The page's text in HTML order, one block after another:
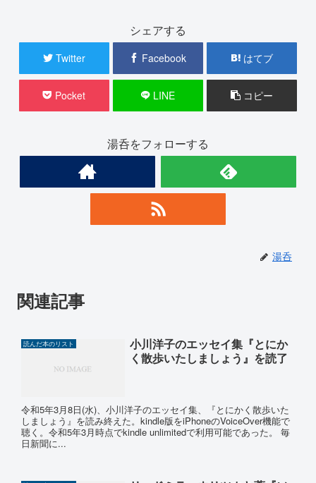
シェアする
Twitter Facebook はてブ
Pocket LINE コピー
湯呑をフォローする
湯呑
関連記事
読んだ本のリスト
小川洋子のエッセイ集『とにか
く散歩いたしましょう』を読了
令和5年3月8日(水)、小川洋子のエッセイ集、『とにかく散歩いた
しましょう』を読み終えた。kindle版をiPhoneのVoiceOver機能で
聴く。令和5年3月時点でkindle unlimitedで利用可能であった。 毎
日新聞に...